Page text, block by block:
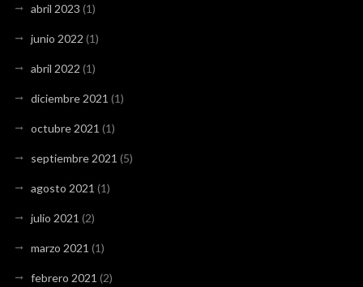
abril 2023 (1)
junio 2022 (1)
abril 2022 (1)
diciembre 2021 (1)
octubre 2021 (1)
septiembre 2021 (5)
agosto 2021 (1)
julio 2021 (2)
marzo 2021 (1)
febrero 2021 (2)